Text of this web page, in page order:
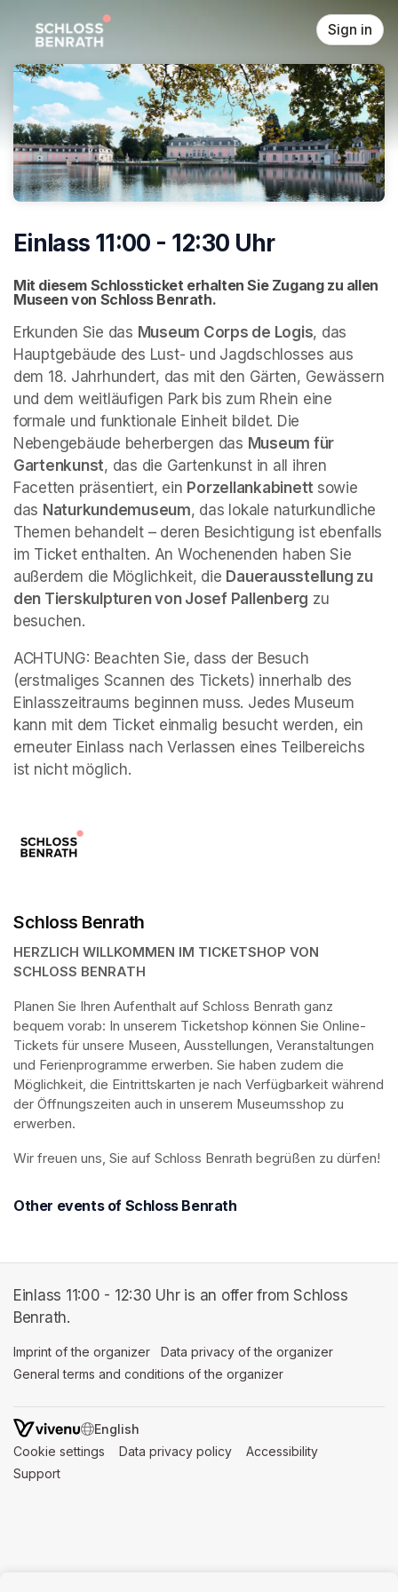
Sign in
Einlass 11:00 - 12:30 Uhr
Mit diesem Schlossticket erhalten Sie Zugang zu allen
Museen von Schloss Benrath.
Erkunden Sie das Museum Corps de Logis, das
Hauptgebäude des Lust- und Jagdschlosses aus
dem 18. Jahrhundert, das mit den Gärten, Gewässern
und dem weitläufigen Park bis zum Rhein eine
formale und funktionale Einheit bildet. Die
Nebengebäude beherbergen das Museum für
Gartenkunst, das die Gartenkunst in all ihren
Facetten präsentiert, ein Porzellankabinett sowie
das Naturkundemuseum, das lokale naturkundliche
Themen behandelt – deren Besichtigung ist ebenfalls
im Ticket enthalten. An Wochenenden haben Sie
außerdem die Möglichkeit, die Dauerausstellung zu
den Tierskulpturen von Josef Pallenberg zu
besuchen.
ACHTUNG: Beachten Sie, dass der Besuch
(erstmaliges Scannen des Tickets) innerhalb des
Einlasszeitraums beginnen muss. Jedes Museum
kann mit dem Ticket einmalig besucht werden, ein
erneuter Einlass nach Verlassen eines Teilbereichs
ist nicht möglich.
Schloss Benrath
HERZLICH WILLKOMMEN IM TICKETSHOP VON
SCHLOSS BENRATH
Planen Sie Ihren Aufenthalt auf Schloss Benrath ganz
bequem vorab: In unserem Ticketshop können Sie Online-
Tickets für unsere Museen, Ausstellungen, Veranstaltungen
und Ferienprogramme erwerben. Sie haben zudem die
Möglichkeit, die Eintrittskarten je nach Verfügbarkeit während
der Öffnungszeiten auch in unserem Museumsshop zu
erwerben.
Wir freuen uns, Sie auf Schloss Benrath begrüßen zu dürfen!
Other events of Schloss Benrath
Einlass 11:00 - 12:30 Uhr is an offer from Schloss
Benrath.
Imprint of the organizer (opens in a new tab)
Data privacy of the organizer
General terms and conditions of the organizer
SWITCH LANGUAGE
Cookie settings (opens in a new tab)
Data privacy policy (opens in a new tab)
Accessibility
Support